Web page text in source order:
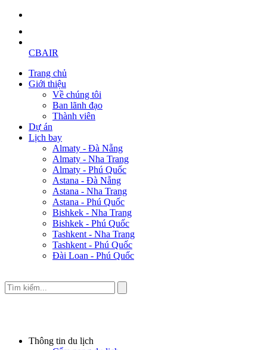
CBAIR
Trang chủ
Giới thiệu
Về chúng tôi
Ban lãnh đạo
Thành viên
Dự án
Lịch bay
Almaty - Đà Nẵng
Almaty - Nha Trang
Almaty - Phú Quốc
Astana - Đà Nẵng
Astana - Nha Trang
Astana - Phú Quốc
Bishkek - Nha Trang
Bishkek - Phú Quốc
Tashkent - Nha Trang
Tashkent - Phú Quốc
Đài Loan - Phú Quốc
Thông tin du lịch